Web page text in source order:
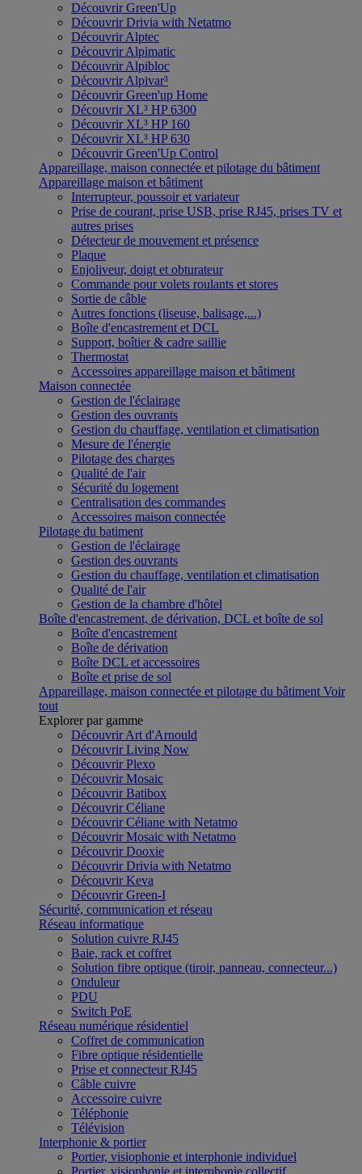
Découvrir Green'Up
Découvrir Drivia with Netatmo
Découvrir Alptec
Découvrir Alpimatic
Découvrir Alpibloc
Découvrir Alpivar³
Découvrir Green'up Home
Découvrir XL³ HP 6300
Découvrir XL³ HP 160
Découvrir XL³ HP 630
Découvrir Green'Up Control
Appareillage, maison connectée et pilotage du bâtiment
Appareillage maison et bâtiment
Interrupteur, poussoir et variateur
Prise de courant, prise USB, prise RJ45, prises TV et
autres prises
Détecteur de mouvement et présence
Plaque
Enjoliveur, doigt et obturateur
Commande pour volets roulants et stores
Sortie de câble
Autres fonctions (liseuse, balisage,...)
Boîte d'encastrement et DCL
Support, boîtier & cadre saillie
Thermostat
Accessoires appareillage maison et bâtiment
Maison connectée
Gestion de l'éclairage
Gestion des ouvrants
Gestion du chauffage, ventilation et climatisation
Mesure de l'énergie
Pilotage des charges
Qualité de l'air
Sécurité du logement
Centralisation des commandes
Accessoires maison connectée
Pilotage du batiment
Gestion de l'éclairage
Gestion des ouvrants
Gestion du chauffage, ventilation et climatisation
Qualité de l'air
Gestion de la chambre d'hôtel
Boîte d'encastrement, de dérivation, DCL et boîte de sol
Boîte d'encastrement
Boîte de dérivation
Boîte DCL et accessoires
Boîte et prise de sol
Appareillage, maison connectée et pilotage du bâtiment Voir
tout
Explorer par gamme
Découvrir Art d'Arnould
Découvrir Living Now
Découvrir Plexo
Découvrir Mosaic
Découvrir Batibox
Découvrir Céliane
Découvrir Céliane with Netatmo
Découvrir Mosaic with Netatmo
Découvrir Dooxie
Découvrir Drivia with Netatmo
Découvrir Keva
Découvrir Green-I
Sécurité, communication et réseau
Réseau informatique
Solution cuivre RJ45
Baie, rack et coffret
Solution fibre optique (tiroir, panneau, connecteur...)
Onduleur
PDU
Switch PoE
Réseau numérique résidentiel
Coffret de communication
Fibre optique résidentielle
Prise et connecteur RJ45
Câble cuivre
Accessoire cuivre
Téléphonie
Télévision
Interphonie & portier
Portier, visiophonie et interphonie individuel
Portier, visiophonie et interphonie collectif